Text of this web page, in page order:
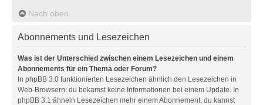
Nach oben
Abonnements und Lesezeichen
Was ist der Unterschied zwischen einem Lesezeichen und einem
Abonnements für ein Thema oder Forum?
In phpBB 3.0 funktionierten Lesezeichen ähnlich den Lesezeichen in
Web-Browsern: du bekamst keine Informationen bei einem Update. In
phpBB 3.1 ähneln Lesezeichen mehr einem Abonnement: du kannst